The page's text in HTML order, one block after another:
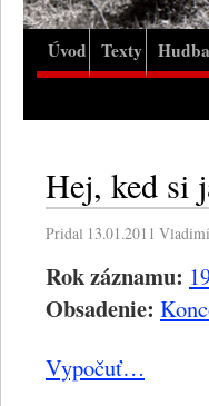
Úvod Texty Hudba
Hej, ked si
Pridal 13.01.2011
Rok záznamu:
Obsadenie:
Vypočuť…